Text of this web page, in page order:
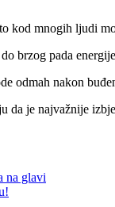
kod mnogih ljudi
brzog pada
odmah nakon
da je najvažnije
na glavi